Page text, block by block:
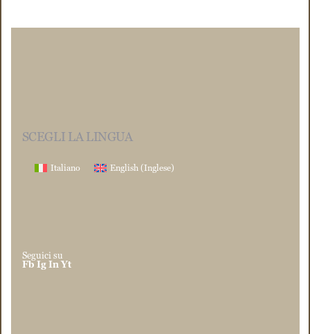
SCEGLI LA LINGUA
Italiano English(Inglese)
Seguici su
Fb Ig In Yt